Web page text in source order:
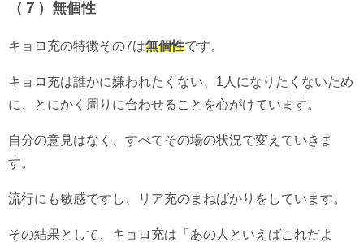
（７）無個性
キョロ充の特徴その7は無個性です。
キョロ充は誰かに嫌われたくない、1人になりたくないため
に、とにかく周りに合わせることを心がけています。
自分の意見はなく、すべてその場の状況で変えていきま
す。
流行にも敏感ですし、リア充のまねばかりをしています。
その結果として、キョロ充は「あの人といえばこれだよ